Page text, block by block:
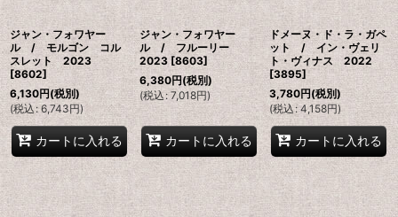
ジャン・フォワヤー
ル / モルゴン コル
スレット 2023
[8602]
6,130円(税別)
(税込: 6,743円)
カートに入れる
ジャン・フォワヤー
ル / フルーリー
2023 [8603]
6,380円(税別)
(税込: 7,018円)
カートに入れる
ドメーヌ・ド・ラ・ガペ
ット / イン・ヴェリ
ト・ヴィナス 2022
[3895]
3,780円(税別)
(税込: 4,158円)
カートに入れる